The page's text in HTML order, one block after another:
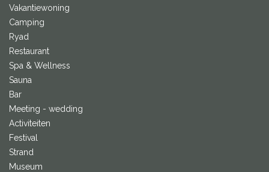
Vakantiewoning
Camping
Ryad
Restaurant
Spa & Wellness
Sauna
Bar
Meeting - wedding
Activiteiten
Festival
Strand
Museum